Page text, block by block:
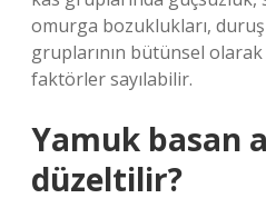
omurga bozuklukları,
gruplarının bütünsel
faktörler sayılabilir.
Yamuk basan
düzeltilir?